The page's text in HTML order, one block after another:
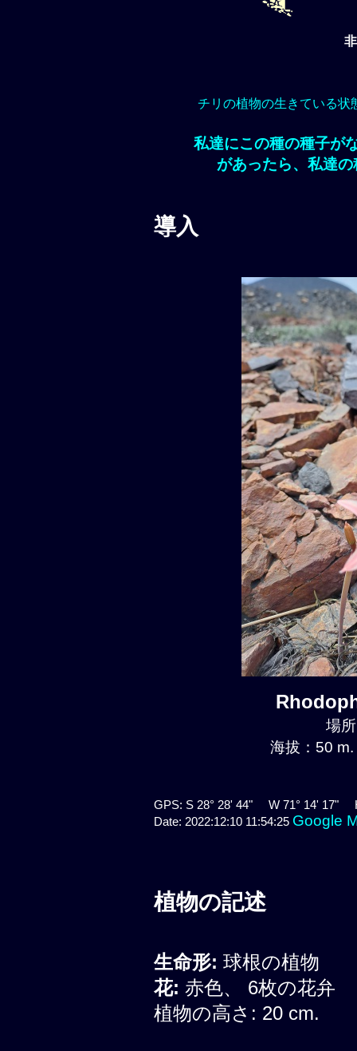
チリの植物の生きている状
私達にこの種の種子が
があったら、私達
導入
場
海拔：50
GPS: S 28° 28' 44" W 71° 14' 17"
Date: 2022:12:10 11:54:25 Google
植物の記述
生命形: 球根の植物
花: 赤色、 6枚の花弁
植物の高さ: 20 cm.